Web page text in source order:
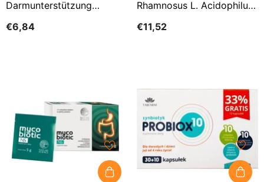
Darmunterstützung
SWANSON Kapseln
€6,84
Rhamnosus L. Acidophilus
SWANSON
€11,52